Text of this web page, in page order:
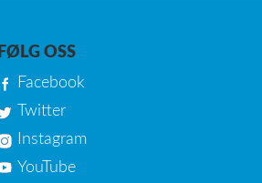
FØLG OSS
Facebook
Twitter
Instagram
YouTube